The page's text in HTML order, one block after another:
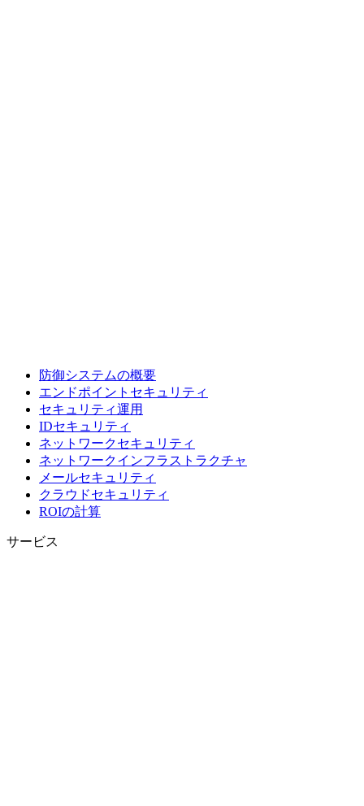
防御システムの概要
エンドポイントセキュリティ
セキュリティ運用
IDセキュリティ
ネットワークセキュリティ
ネットワークインフラストラクチャ
メールセキュリティ
クラウドセキュリティ
ROIの計算
サービス